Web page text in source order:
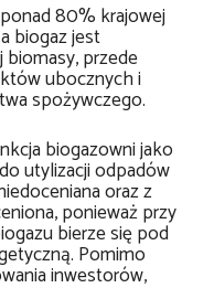
80% krajowej
biogaz jest
przede
ubocznych i
spożywczego.
biogazowni jako
utylizacji odpadów
oraz z
ponieważ przy
bierze się pod
Pomimo
inwestorów,